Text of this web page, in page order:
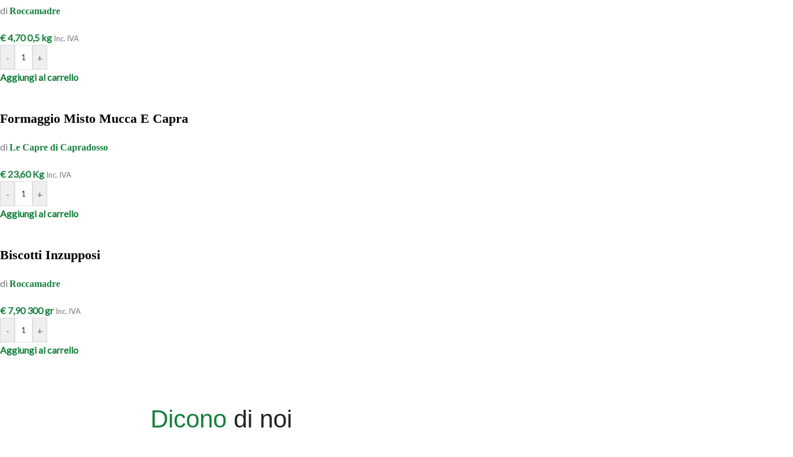
di Roccamadre
€4,700,5 kg Inc. IVA
-
+
Aggiungi al carrello
Formaggio Misto Mucca E Capra
di Le Capre di Capradosso
€ 23,60 Kg Inc. IVA
-
+
Aggiungi al carrello
Biscotti Inzupposi
di Roccamadre
€ 7,90 300 gr Inc. IVA
-
+
Aggiungi al carrello
Dicono di noi